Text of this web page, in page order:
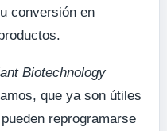
conversión en
Biotechnology
que ya son útiles
reprogramarse